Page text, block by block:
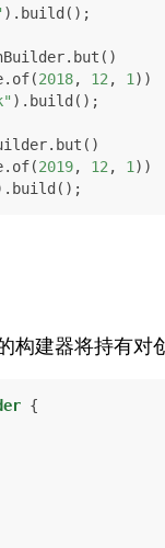
).build();
2018, 12 , 1 ))
).build();
2019, 12 , 1 ))
构建器将持有对
{